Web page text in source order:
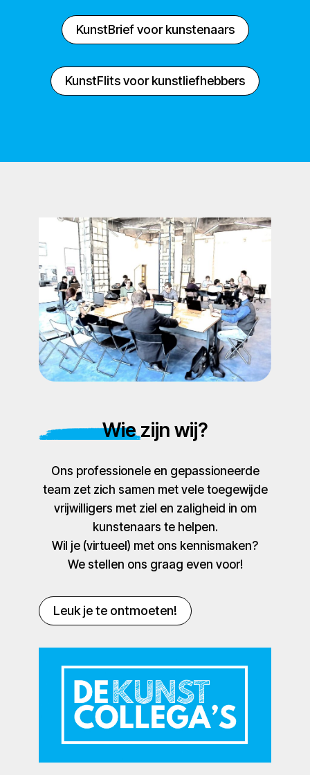
KunstBrief voor kunstenaars
KunstFlits voor kunstliefhebbers
Wie zijn wij?
Ons professionele en gepassioneerde
team zet zich samen met vele toegewijde
vrijwilligers met ziel en zaligheid in om
kunstenaars te helpen.
Wil je (virtueel) met ons kennismaken?
We stellen ons graag even voor!
Leuk je te ontmoeten!